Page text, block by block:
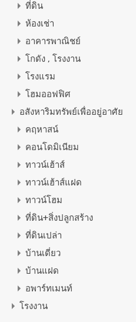
ที่ดิน
ห้องเช่า
อาคารพาณิชย์
โกดัง , โรงงาน
โรงแรม
โฮมออฟฟิศ
อสังหาริมทรัพย์เพื่ออยู่อาศัย
คฤหาสน์
คอนโดมิเนียม
ทาวน์เฮ้าส์
ทาวน์เฮ้าส์แฝด
ทาวน์โฮม
ที่ดิน+สิ่งปลูกสร้าง
ที่ดินเปล่า
บ้านเดี่ยว
บ้านแฝด
อพาร์ทเมนท์
โรงงาน